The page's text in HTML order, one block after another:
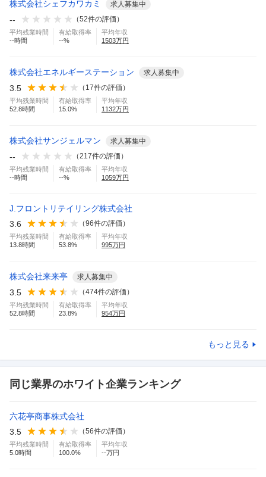
株式会社シェフカワカミ 求人募集中
-- （52件の評価）
平均残業時間
--時間
有給取得率
--%
平均年収
1503万円
株式会社エネルギーステーション 求人募集中
3.5 （ 17件の評価）
平均残業時間
52.8時間
有給取得率
15.0%
平均年収
1132万円
株式会社サンジェルマン 求人募集中
-- （217件の評価）
平均残業時間
--時間
有給取得率
--%
平均年収
1059万円
J.フロントリテイリング株式会社
3.6
（96件の評価）
平均残業時間
13.8時間
有給取得率
53.8%
平均年収
995万円
株式会社来来亭 求人募集中
3.5 （474件の評価）
平均残業時間
52.8時間
有給取得率
23.8%
平均年収
954万円
もっと見る
同じ業界のホワイト企業ランキング
六花亭商事株式会社
3.5
（56件の評価）
平均残業時間
5.0時間
有給取得率
100.0%
平均年収
--万円